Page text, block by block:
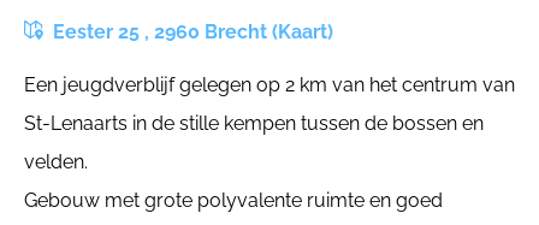
Eester 25 , 2960 Brecht (Kaart)
Een jeugdverblijf gelegen op 2 km van het centrum van
St-Lenaarts in de stille kempen tussen de bossen en
velden.
Gebouw met grote polyvalente ruimte en goed